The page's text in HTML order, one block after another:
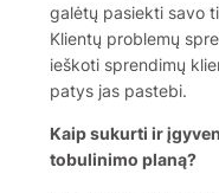
galėtų pasiekti savo
Klientų problemų
ieškoti sprendimų
patys jas pastebi.
Kaip sukurti ir
tobulinimo planą?